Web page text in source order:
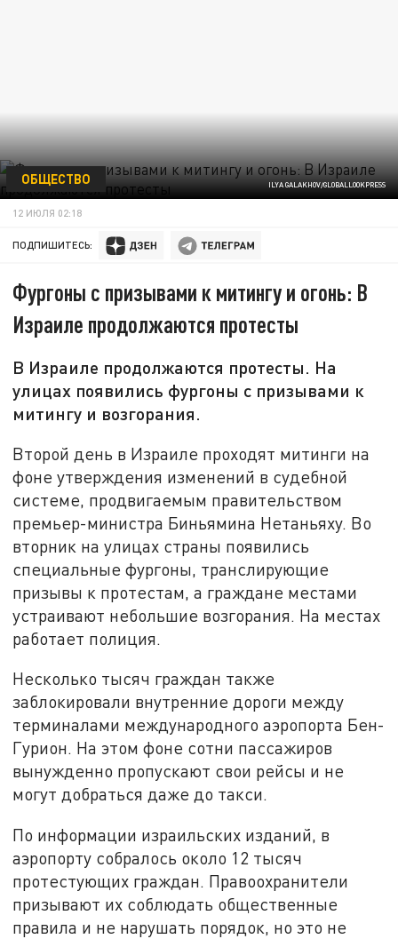
ILYA GALAKHOV/GLOBALLOOKPRESS
ОБЩЕСТВО
12 ИЮЛЯ 02:18
ПОДПИШИТЕСЬ:
Фургоны с призывами к митингу и огонь: В
Израиле продолжаются протесты
В Израиле продолжаются протесты. На
улицах появились фургоны с призывами к
митингу и возгорания.
Второй день в Израиле проходят митинги на
фоне утверждения изменений в судебной
системе, продвигаемым правительством
премьер-министра Биньямина Нетаньяху. Во
вторник на улицах страны появились
специальные фургоны, транслирующие
призывы к протестам, а граждане местами
устраивают небольшие возгорания. На местах
работает полиция.
Несколько тысяч граждан также
заблокировали внутренние дороги между
терминалами международного аэропорта Бен-
Гурион. На этом фоне сотни пассажиров
вынужденно пропускают свои рейсы и не
могут добраться даже до такси.
По информации израильских изданий, в
аэропорту собралось около 12 тысяч
протестующих граждан. Правоохранители
призывают их соблюдать общественные
правила и не нарушать порядок, но это не